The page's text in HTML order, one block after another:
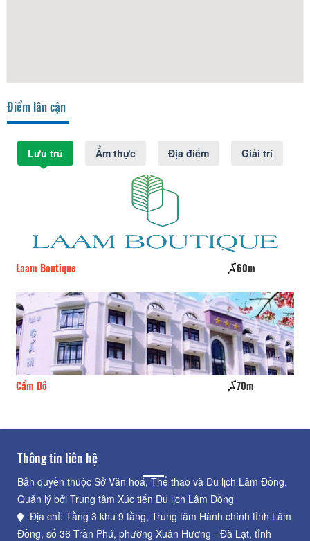
Điểm lân cận
Lưu trú Ẩm thực Địa điểm Giải trí
Laam Boutique 60m
Cẩm Đô 70m
Thông tin liên hệ
Bản quyền thuộc Sở Văn hoá, Thể thao và Du lịch Lâm Đồng.
Quản lý bởi Trung tâm Xúc tiến Du lịch Lâm Đồng
Địa chỉ: Tầng 3 khu 9 tầng, Trung tâm Hành chính tỉnh Lâm
Đồng, số 36 Trần Phú, phường Xuân Hương - Đà Lạt, tỉnh